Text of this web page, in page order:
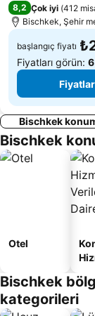
8,2 Çok iyi (412
Bischkek, Şehir
başlangıç fiyatı
Fiyatları görün:
Bischkek
Bischkek
Otel
Bischkek
kategorileri